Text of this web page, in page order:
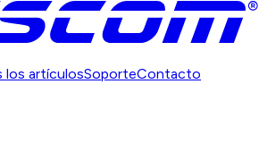
los artículosSoporteContacto